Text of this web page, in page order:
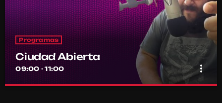
Programas
Ciudad Abierta
09:00 - 11:00 more_vert